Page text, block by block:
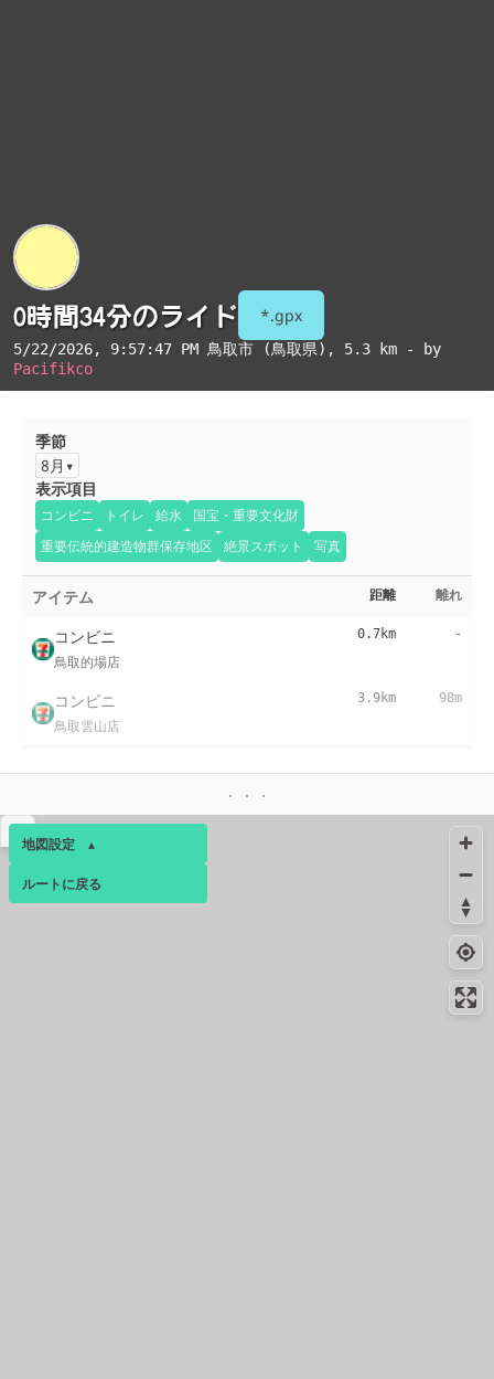
0時間34分のライド *.gpx
5/22/2026, 9:57:47 PM 鳥取市 (鳥取県) , 5.3 km - by
Pacifikco
季節
8月
表示項目
コンビニ トイレ 給水
国宝・重要文化財
重要伝統的建造物群保存地区
絶景スポット 写真
アイテム 距離 離れ
コンビニ
鳥取的場店
0.7km -
コンビニ
鳥取雲山店
3.9km 98m
地図設定 ▴
ベース ▴
ルートに戻る